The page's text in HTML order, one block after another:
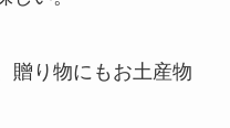
贈り物にもお土産物